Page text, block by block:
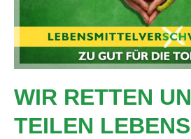
WIR RETTEN
TEILEN